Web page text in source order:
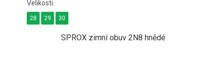
SPROX zimní obuv 2N8 hnědé
28 29 30